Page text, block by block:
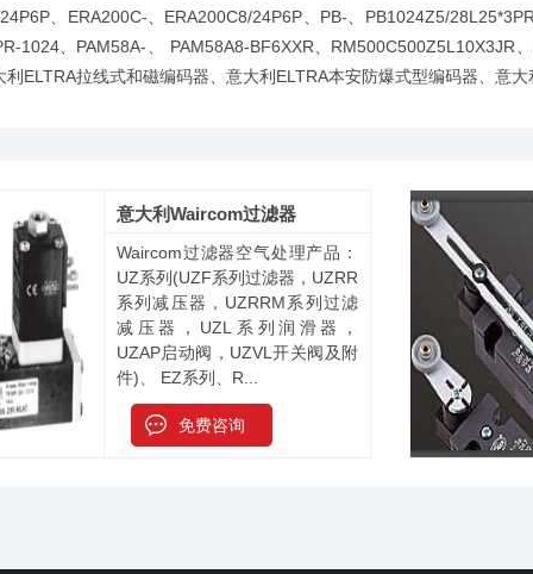
、ERA200C-、ERA200C8/24P6P、PB-、PB1024Z5/
1024、PAM58A-、 PAM58A8-BF6XXR、
ELTRA拉线式和磁编码器、意大利ELTRA本安防爆式型编码器、意大
意大利Waircom过滤器
Waircom过滤器空气处理产品：
UZ系列(UZF系列过滤器，UZRR
系列减压器，UZRRM系列过滤
减压器，UZL系列润滑器，
UZAP启动阀，UZVL开关阀及附
件)、 EZ系列、R...
免费咨询